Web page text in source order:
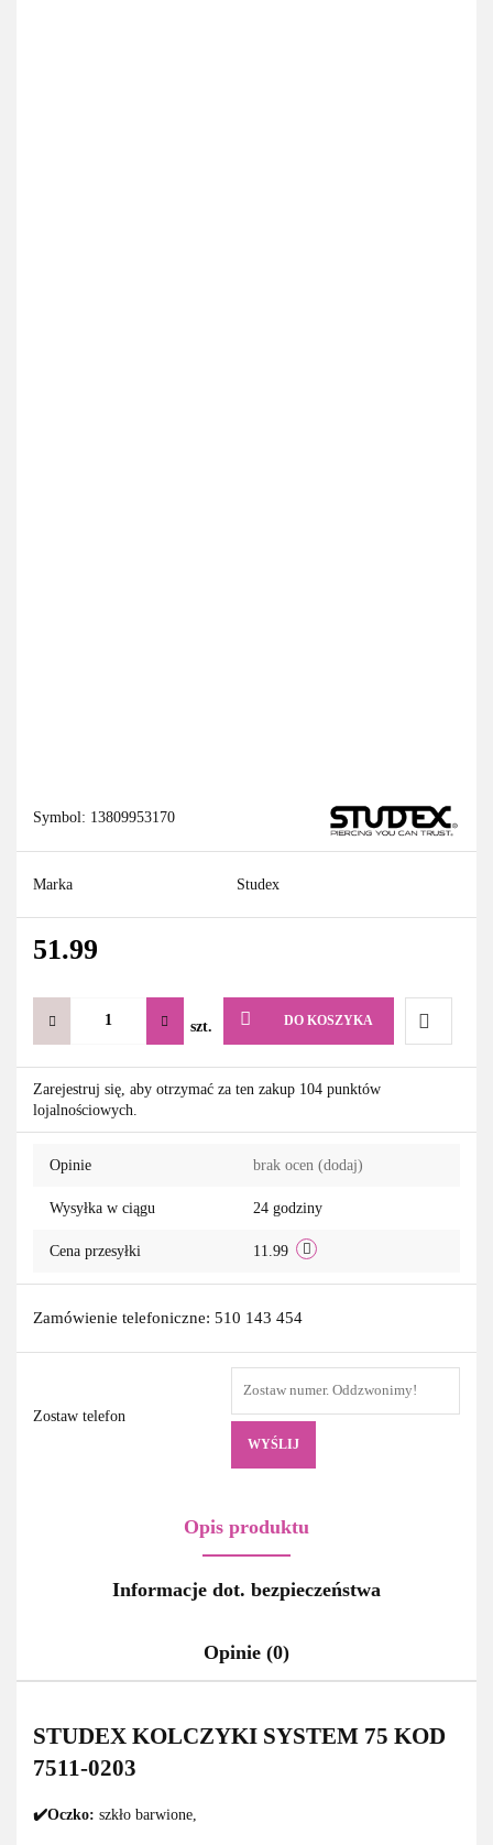
Symbol: 13809953170
Marka Studex
51.99
szt. DO KOSZYKA
Do
Zarejestruj się, aby otrzymać za ten zakup 104 punktów
lojalnościowych.
Opinie brak ocen (dodaj)
Wysyłka w ciągu 24 godziny
Cena przesyłki 11.99
Zamówienie telefoniczne: 510 143 454
Zostaw telefon
WYŚLIJ
Opis produktu
Informacje dot. bezpieczeństwa
Opinie (0)
STUDEX KOLCZYKI SYSTEM 75 KOD
7511-0203
✔️Oczko: szkło barwione,